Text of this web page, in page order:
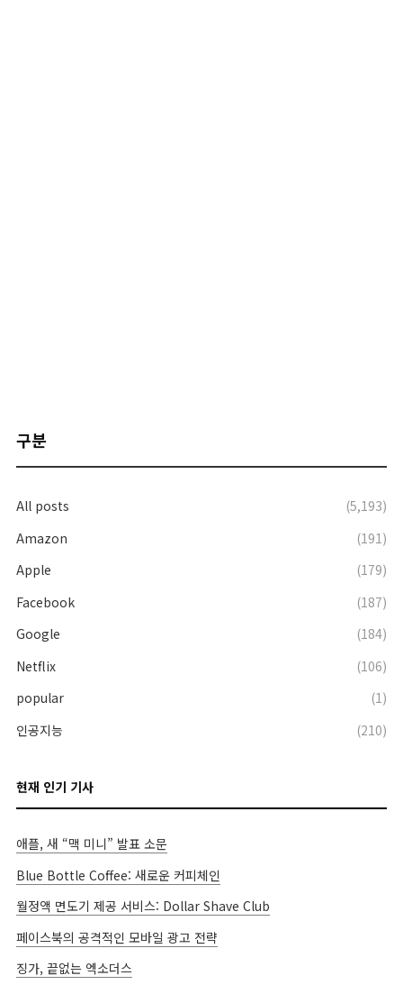
구분
All posts
(5,193)
Amazon
(191)
Apple
(179)
Facebook
(187)
Google
(184)
Netflix
(106)
popular
(1)
인공지능
(210)
현재 인기 기사
애플, 새 “맥 미니” 발표 소문
Blue Bottle Coffee: 새로운 커피체인
월정액 면도기 제공 서비스: Dollar Shave Club
페이스북의 공격적인 모바일 광고 전략
징가, 끝없는 엑소더스